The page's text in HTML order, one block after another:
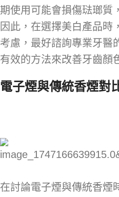
期使用可能會損傷琺瑯質
因此，在選擇美白產品時
考慮，最好諮詢專業牙醫
有效的方法來改善牙齒顏
電子煙與傳統香煙對
在討論電子煙與傳統香煙